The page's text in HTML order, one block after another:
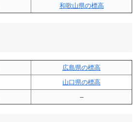
和歌山県の標高
広島県の標高
山口県の標高
–